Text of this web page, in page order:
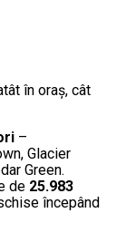
în oraș, cât
–
Glacier
Green.
de 25.983
începând